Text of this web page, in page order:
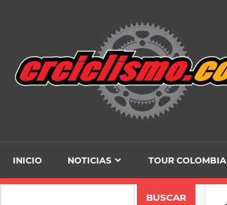
INICIO NOTICIAS TOUR COLOMBIA